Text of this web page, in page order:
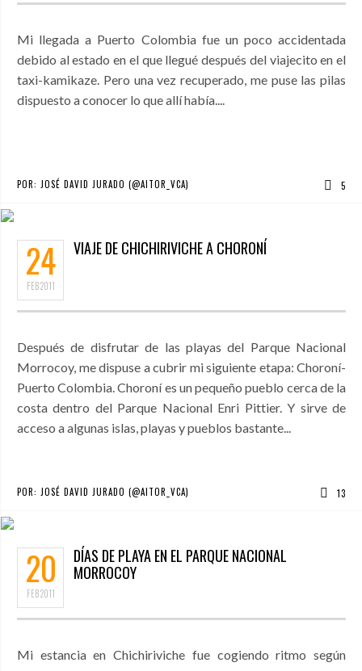
Mi llegada a Puerto Colombia fue un poco accidentada
debido al estado en el que llegué después del viajecito en el
taxi-kamikaze. Pero una vez recuperado, me puse las pilas
dispuesto a conocer lo que allí había....
POR: JOSÉ DAVID JURADO (@AITOR_VCA) 5
24
FEB2011
VIAJE DE CHICHIRIVICHE A CHORONÍ
Después de disfrutar de las playas del Parque Nacional
Morrocoy, me dispuse a cubrir mi siguiente etapa: Choroní-
Puerto Colombia. Choroní es un pequeño pueblo cerca de la
costa dentro del Parque Nacional Enri Pittier. Y sirve de
acceso a algunas islas, playas y pueblos bastante...
POR: JOSÉ DAVID JURADO (@AITOR_VCA) 13
20
FEB2011
DÍAS DE PLAYA EN EL PARQUE NACIONAL
MORROCOY
Mi estancia en Chichiriviche fue cogiendo ritmo según